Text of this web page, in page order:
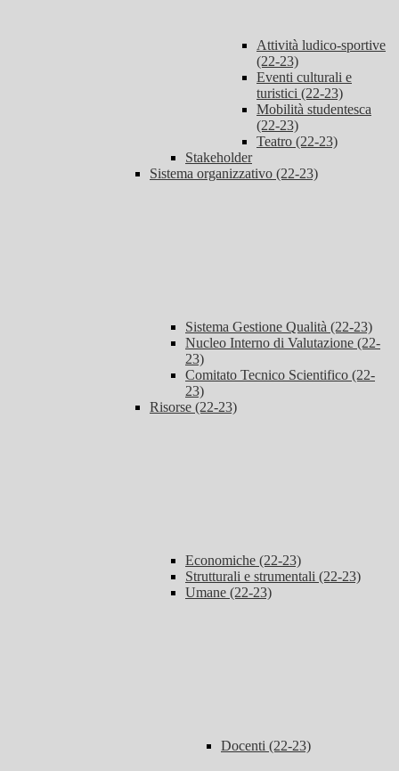
Attività ludico-sportive
(22-23)
Eventi culturali e
turistici (22-23)
Mobilità studentesca
(22-23)
Teatro (22-23)
Stakeholder
Sistema organizzativo (22-23)
Sistema Gestione Qualità (22-23)
Nucleo Interno di Valutazione (22-
23)
Comitato Tecnico Scientifico (22-
23)
Risorse (22-23)
Economiche (22-23)
Strutturali e strumentali (22-23)
Umane (22-23)
Docenti (22-23)